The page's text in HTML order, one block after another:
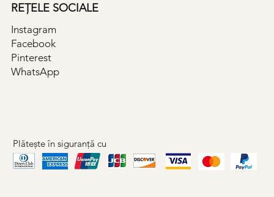
REȚELE SOCIALE
Instagram
Facebook
Pinterest
WhatsApp
Plătește în siguranță cu